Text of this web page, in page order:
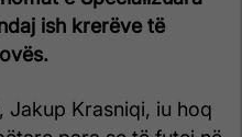
ish krerëve të
Jakup Krasniqi, iu hoq